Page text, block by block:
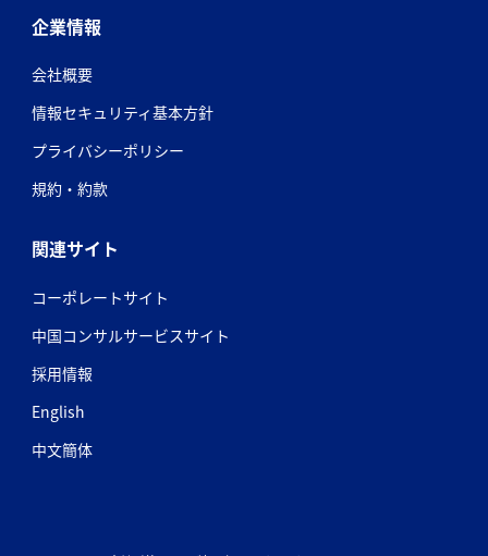
企業情報
会社概要
情報セキュリティ基本方針
プライバシーポリシー
規約・約款
関連サイト
コーポレートサイト
中国コンサルサービスサイト
採用情報
English
中文簡体